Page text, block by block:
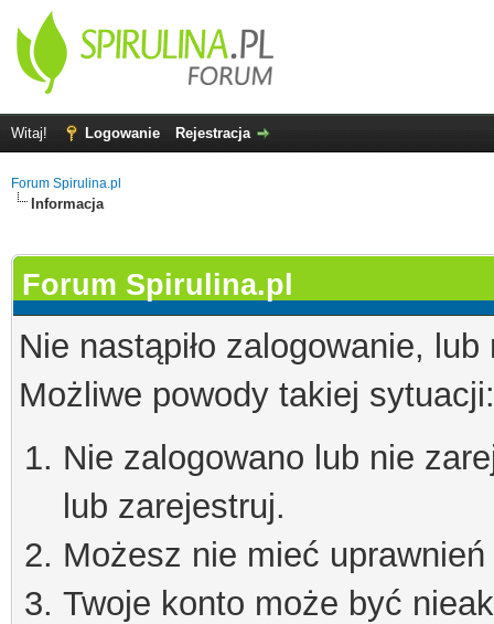
Witaj! Logowanie Rejestracja
Forum Spirulina.pl
Informacja
Forum Spirulina.pl
Nie nastąpiło zalogowanie,
Możliwe powody takiej sytuacji:
Nie zalogowano lub nie
lub zarejestruj.
Możesz nie mieć
Twoje konto może być